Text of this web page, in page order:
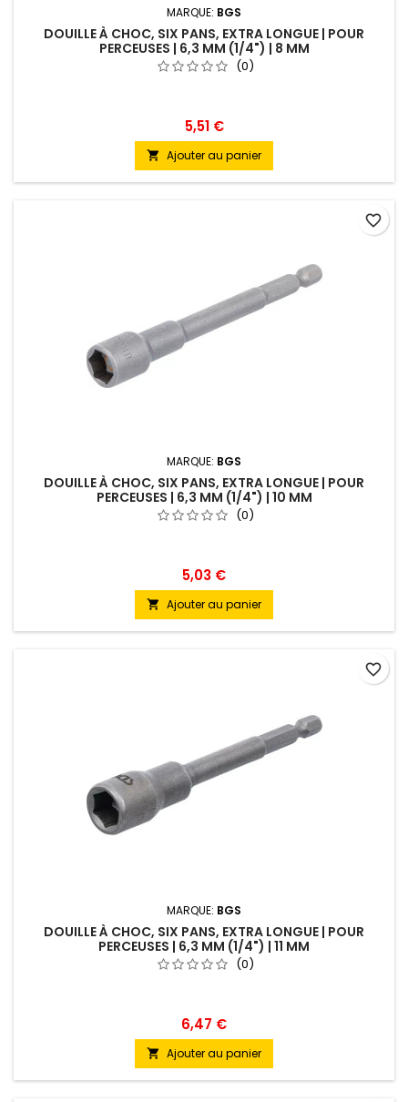
MARQUE: BGS
DOUILLE À CHOC, SIX PANS, EXTRA LONGUE | POUR
PERCEUSES | 6,3 MM (1/4") | 8 MM
(0)
5,51 €
 Ajouter au panier
MARQUE: BGS
DOUILLE À CHOC, SIX PANS, EXTRA LONGUE | POUR
PERCEUSES | 6,3 MM (1/4") | 10 MM
(0)
5,03 €
 Ajouter au panier
favorite_border
MARQUE: BGS
DOUILLE À CHOC, SIX PANS, EXTRA LONGUE | POUR
PERCEUSES | 6,3 MM (1/4") | 11 MM
(0)
6,47 €
 Ajouter au panier
favorite_border